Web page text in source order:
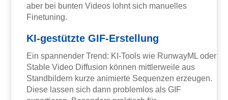
aber bei bunten Videos lohnt sich manuelles
Finetuning.
KI-gestützte GIF-Erstellung
Ein spannender Trend: KI-Tools wie RunwayML oder
Stable Video Diffusion können mittlerweile aus
Standbildern kurze animierte Sequenzen erzeugen.
Diese lassen sich dann problemlos als GIF